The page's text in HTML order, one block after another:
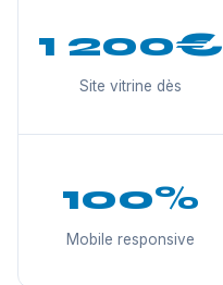
1 200€
Site vitrine dès
100%
Mobile responsive